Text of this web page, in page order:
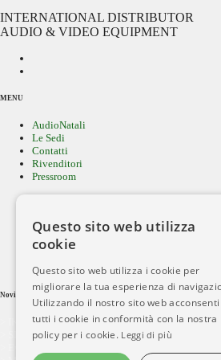
INTERNATIONAL DISTRIBUTOR
AUDIO & VIDEO EQUIPMENT
MENU
AudioNatali
Le Sedi
Contatti
Rivenditori
Pressroom
Cerca per MARCA
Ricerca avanzata
Servizi ai clienti
Novità Recenti
> IKIGAI Audio arriva in Italia con Audio Natali
> SI AUDIO & Audio Natali - Venerdì e Sabato
Questo sito web utilizza
cookie
Questo sito web utilizza i cookie per
migliorare la tua esperienza di
Utilizzando il nostro sito web acconsenti
tutti i cookie in conformità con la nostra
policy per i cookie. Leggi di più